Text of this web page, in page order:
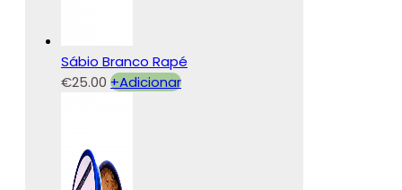
Sábio Branco Rapé
€25.00 +Adicionar